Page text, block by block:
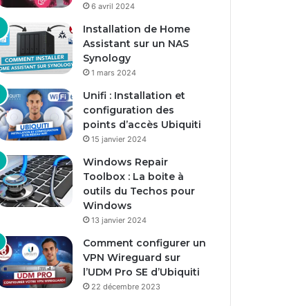
6 avril 2024
Installation de Home
Assistant sur un NAS
Synology
1 mars 2024
Unifi : Installation et
configuration des
points d’accès Ubiquiti
15 janvier 2024
Windows Repair
Toolbox : La boite à
outils du Techos pour
Windows
13 janvier 2024
Comment configurer un
VPN Wireguard sur
l’UDM Pro SE d’Ubiquiti
22 décembre 2023